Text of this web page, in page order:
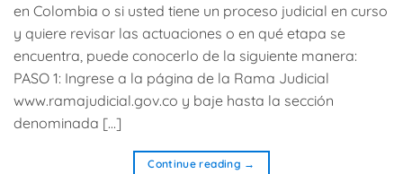
en Colombia o si usted tiene un proceso judicial en curso
y quiere revisar las actuaciones o en qué etapa se
encuentra, puede conocerlo de la siguiente manera:
PASO 1: Ingrese a la página de la Rama Judicial
www.ramajudicial.gov.co y baje hasta la sección
denominada […]
Continue reading →